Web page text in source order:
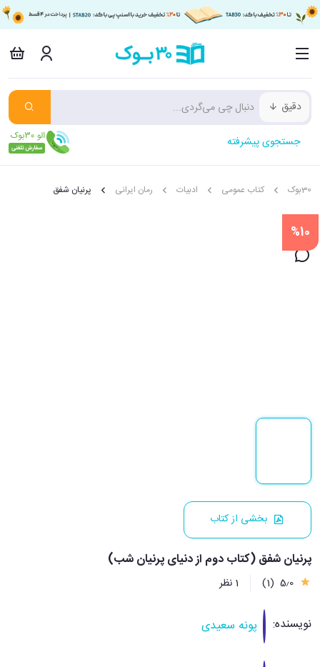
دقیق
جستجوی پیشرفته
30بوک کتاب عمومی ادبیات رمان ایرانی پرنیان شفق
%10
بخشی از کتاب
پرنیان شفق (کتاب دوم از دنیای پرنیان شب)
5٫0 (1) 1 نظر
نویسنده: پونه سعیدی